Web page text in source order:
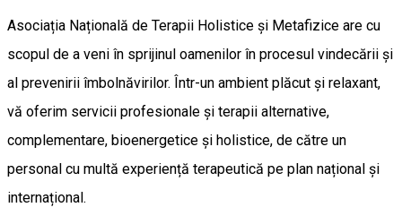
Asociația Națională de Terapii Holistice și Metafizice are cu
scopul de a veni în sprijinul oamenilor în procesul vindecării și
al prevenirii îmbolnăvirilor. Într-un ambient plăcut și relaxant,
vă oferim servicii profesionale și terapii alternative,
complementare, bioenergetice și holistice, de către un
personal cu multă experiență terapeutică pe plan național și
internațional.